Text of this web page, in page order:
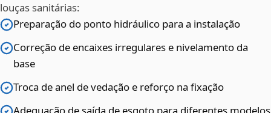
louças sanitárias:
Preparação do ponto hidráulico para a instalação
Correção de encaixes irregulares e nivelamento da
base
Troca de anel de vedação e reforço na fixação